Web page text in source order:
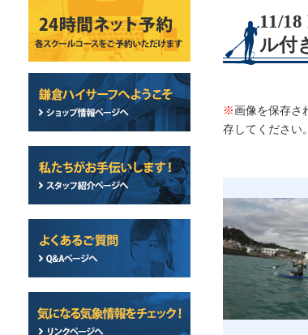
11/
ル付
※画像を保存さ
存してください。